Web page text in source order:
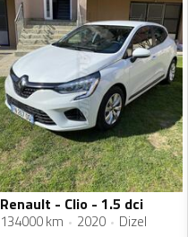
Renault - Clio - 1.5 dci
134000 km 2020 Dizel